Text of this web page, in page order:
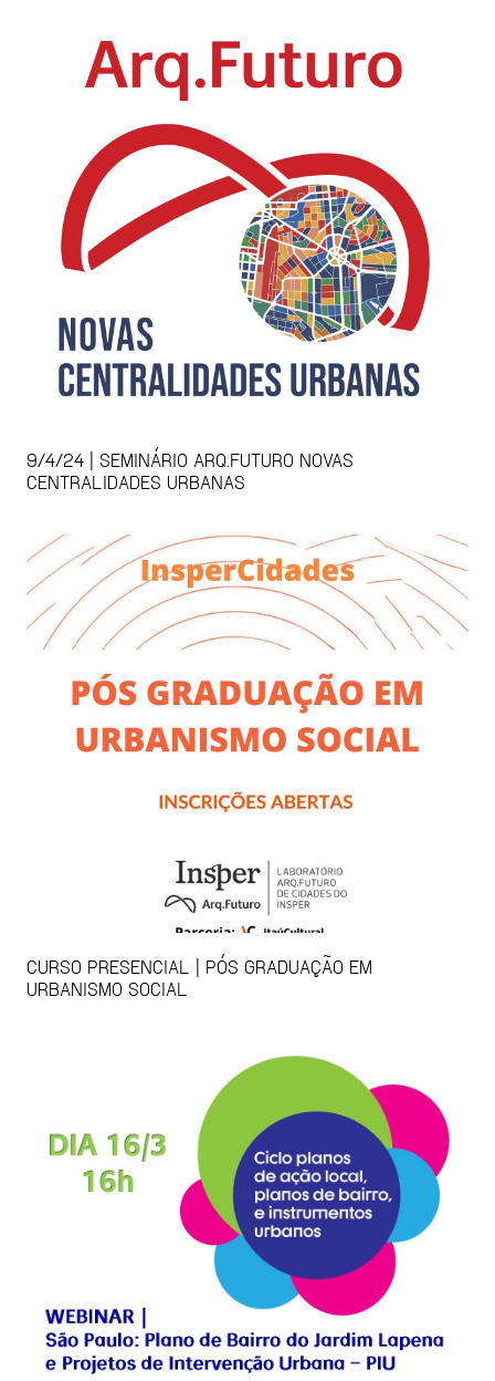
9/4/24 | SEMINÁRIO ARQ.FUTURO NOVAS
CENTRALIDADES URBANAS
CURSO PRESENCIAL | PÓS GRADUAÇÃO EM
URBANISMO SOCIAL